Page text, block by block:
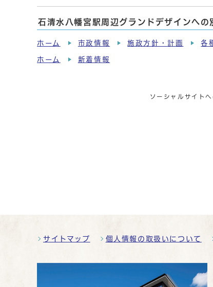
石清水八幡宮駅周辺グランドデザインへの
ホーム 市政情報 施政方針・計画 各
ホーム 新着情報
ソーシャルサイト
サイトマップ 個人情報の取扱いについて